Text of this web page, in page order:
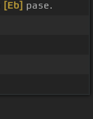
[Eb] pase.